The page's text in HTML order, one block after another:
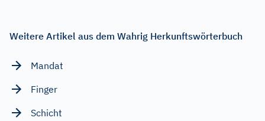
Weitere Artikel aus dem Wahrig Herkunftswörterbuch
Mandat
Finger
Schicht